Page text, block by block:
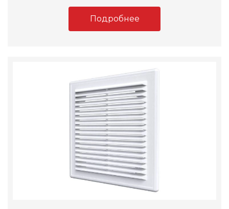
Подробнее